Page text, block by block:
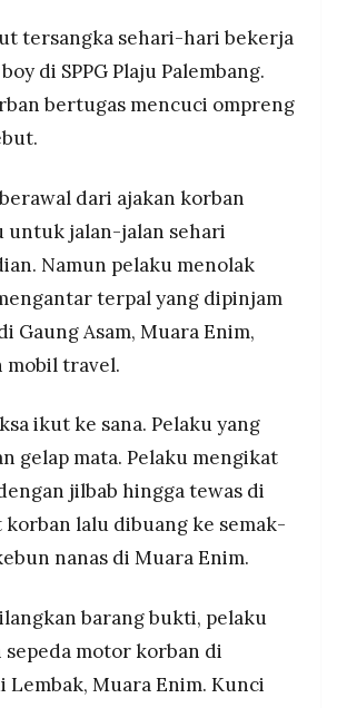
tersangka sehari-hari bekerja
di SPPG Plaju Palembang.
bertugas mencuci ompreng
dari ajakan korban
untuk jalan-jalan sehari
Namun pelaku menolak
terpal yang dipinjam
Gaung Asam, Muara Enim,
mobil travel.
ikut ke sana. Pelaku yang
gelap mata. Pelaku mengikat
jilbab hingga tewas di
korban lalu dibuang ke semak-
nanas di Muara Enim.
barang bukti, pelaku
motor korban di
Lembak, Muara Enim. Kunci